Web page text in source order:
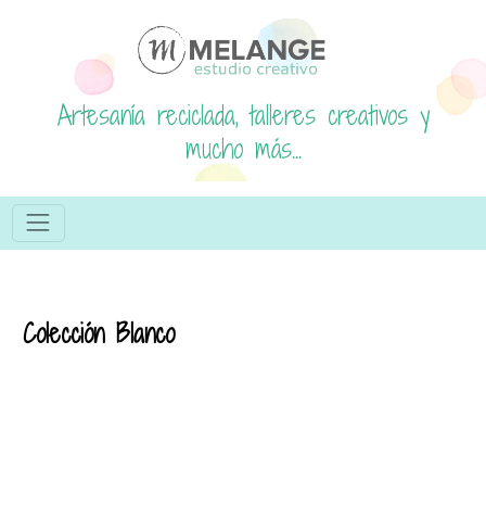
Artesanía reciclada, talleres creativos y
mucho más...
Colección Blanco